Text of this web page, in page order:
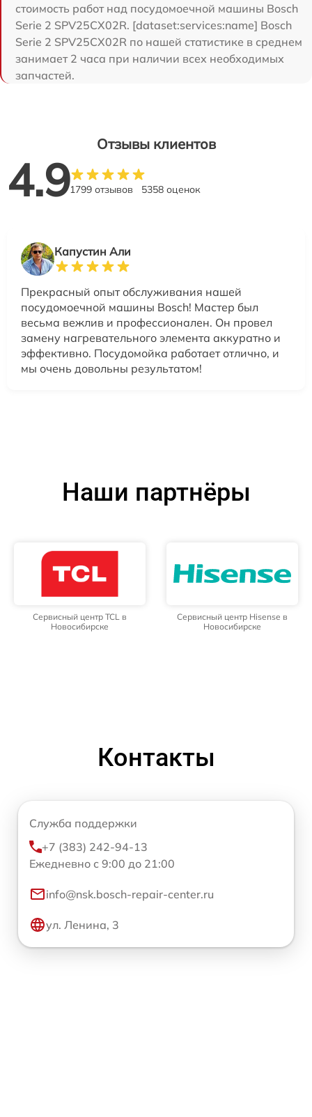
стоимость работ над посудомоечной машины Bosch
Serie 2 SPV25CX02R. [dataset:services:name] Bosch
Serie 2 SPV25CX02R по нашей статистике в среднем
занимает 2 часа при наличии всех необходимых
запчастей.
Отзывы клиентов
4.91799 отзывов 5358 оценок
Капустин Али
Прекрасный опыт обслуживания нашей
посудомоечной машины Bosch! Мастер был
весьма вежлив и профессионален. Он провел
замену нагревательного элемента аккуратно и
эффективно. Посудомойка работает отлично, и
мы очень довольны результатом!
Наши партнёры
Сервисный центр TCL в
Новосибирске
Сервисный центр Hisense в
Новосибирске
Контакты
Служба поддержки
+7 (383) 242-94-13
Ежедневно с 9:00 до 21:00
info@nsk.bosch-repair-center.ru
ул. Ленина, 3